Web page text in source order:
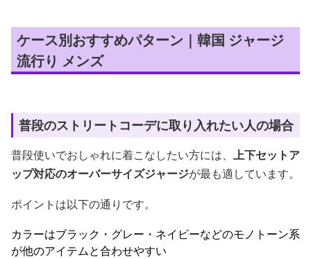
ケース別おすすめパターン｜韓国 ジャージ
流行り メンズ
普段のストリートコーデに取り入れたい人の場合
普段使いでおしゃれに着こなしたい方には、 上下セットア
ップ対応のオーバーサイズジャージが最も適しています。
ポイントは以下の通りです。
カラーはブラック・グレー・ネイビーなどのモノトーン系
が他のアイテムと合わせやすい